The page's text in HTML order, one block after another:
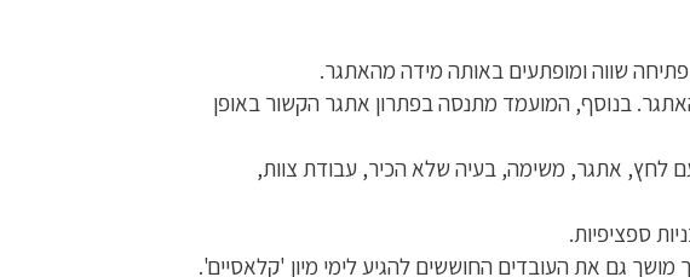
שווה ומופתעים באותה מידה מהאתגר.
בנוסף, המועמד מתנסה בפתרון אתגר הקשור באופן
לחץ, אתגר, משימה, בעיה שלא הכיר, עבודת צוות,
ספציפיות.
גם את העובדים החוששים להגיע לימי מיון 'קלאסיים'.